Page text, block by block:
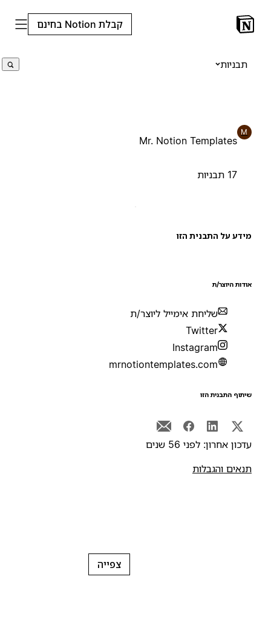
קבלת Notion בחינם
תבניות
Mr. Notion Templates
על התבנית הזו
היוצר/ת
שליחת אימייל ליוצר/ת
Twitter
Instagram
mrnotiontemplates.com
התבנית הזו
אחרון: לפני 56 שנים
והגבלות
צפייה